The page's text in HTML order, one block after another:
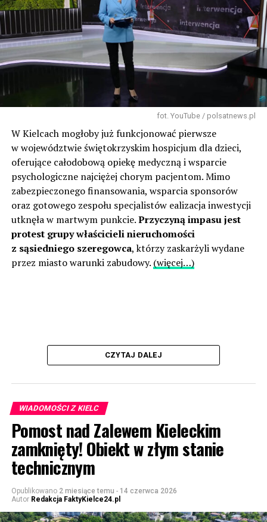
fot. YouTube / polsatnews.pl
W Kielcach mogłoby już funkcjonować pierwsze
w województwie świętokrzyskim hospicjum dla dzieci,
oferujące całodobową opiekę medyczną i wsparcie
psychologiczne najciężej chorym pacjentom. Mimo
zabezpieczonego finansowania, wsparcia sponsorów
oraz gotowego zespołu specjalistów ealizacja inwestycji
utknęła w martwym punkcie.Przyczyną impasu jest
protest grupy właścicieli nieruchomości
z sąsiedniego szeregowca, którzy zaskarżyli wydane
przez miasto warunki zabudowy. (więcej…)
CZYTAJ DALEJ
WIADOMOŚCI Z KIELC
Pomost nad Zalewem Kieleckim
zamknięty! Obiekt w złym stanie
technicznym
Opublikowano 2 miesiące temu - 14 czerwca 2026
Autor Redakcja FaktyKielce24.pl